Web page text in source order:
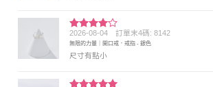
評分4
滿分 5
2026-08-04 訂單末4碼: 8142
無限的力量｜開口戒．戒指 - 銀色
尺寸有點小